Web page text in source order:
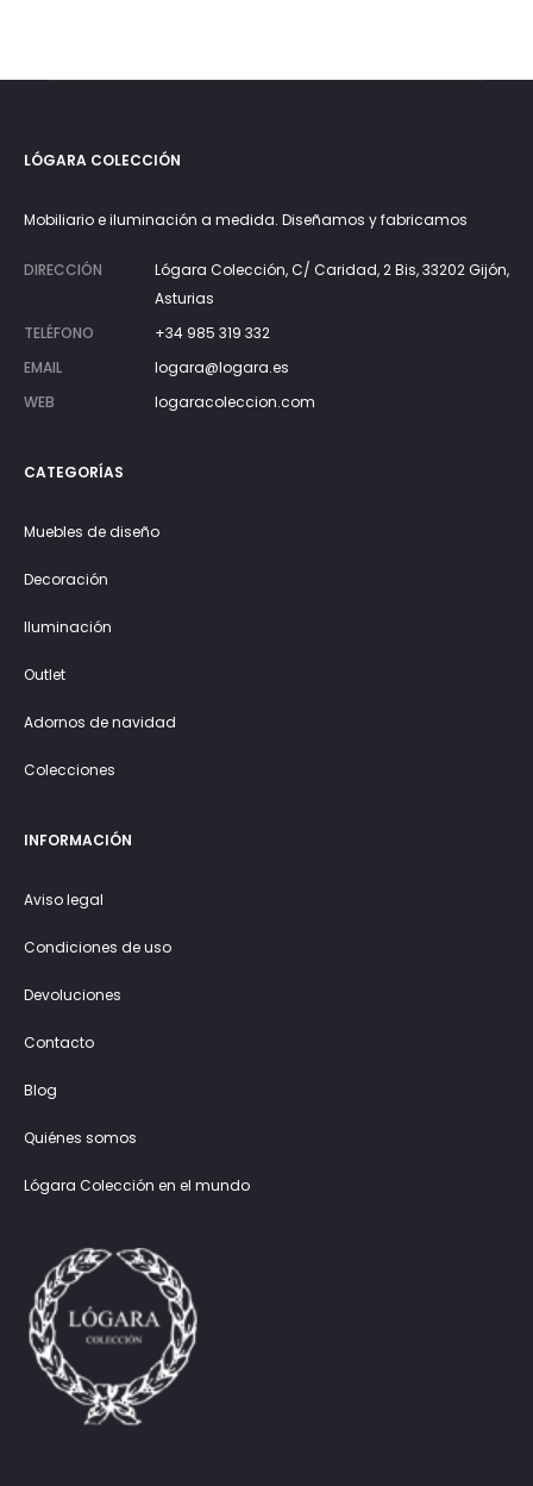
LÓGARA COLECCIÓN
Mobiliario e iluminación a medida. Diseñamos y fabricamos
DIRECCIÓN
Lógara Colección, C/ Caridad, 2 Bis, 33202 Gijón,
Asturias
TELÉFONO
+34 985 319 332
EMAIL
logara@logara.es
WEB
logaracoleccion.com
CATEGORÍAS
Muebles de diseño
Decoración
Iluminación
Outlet
Adornos de navidad
Colecciones
INFORMACIÓN
Aviso legal
Condiciones de uso
Devoluciones
Contacto
Blog
Quiénes somos
Lógara Colección en el mundo